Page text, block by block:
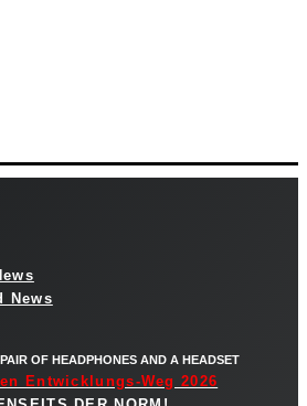
News
Entwicklungs-Weg 2026